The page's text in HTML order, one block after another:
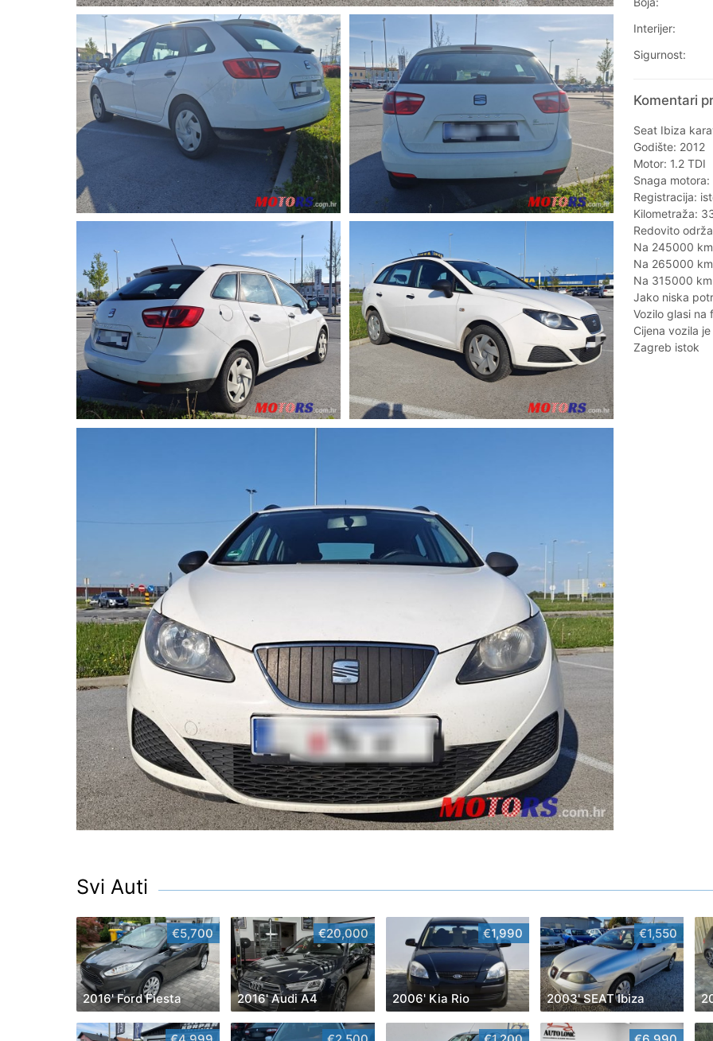
Interijer:
Sigurnost:
Komentari
Seat Ibiza
Godište: 2012
Motor: 1.2 TDI
Snaga
Registracija:
Kilometraža:
Redovito
Na 245000
Na 265000
Na 315000
Jako niska
Vozilo glasi na
Cijena vozila
Zagreb istok
Svi Auti
€5,700
2016' Ford Fiesta
€20,000
2016' Audi A4
€1,990
2006' Kia Rio
€1,550
2003' SEAT Ibiza